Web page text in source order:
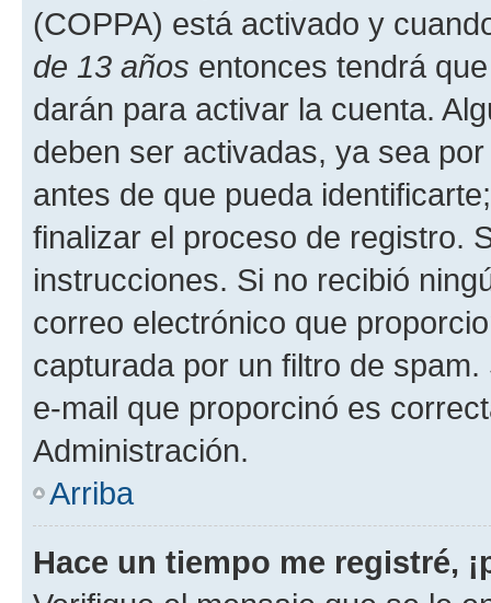
(COPPA) está activado y
de 13 años entonces tendrá
darán para activar la cuenta.
deben ser activadas, ya sea
antes de que pueda
finalizar el proceso de registro.
instrucciones. Si no recibió
correo electrónico que
capturada por un filtro de
e-mail que proporcinó es
Administración.
Arriba
Hace un tiempo me registré,